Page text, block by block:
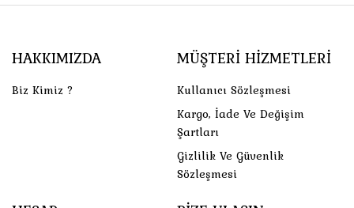
HAKKIMIZDA
Biz Kimiz ?
MÜŞTERI HIZMETLERI
Kullanıcı Sözleşmesi
Kargo, İade Ve Değişim
Şartları
Gizlilik Ve Güvenlik
Sözleşmesi